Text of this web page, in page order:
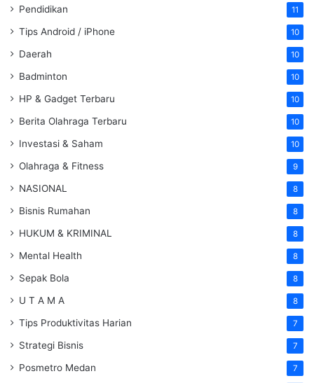
Pendidikan 11
Tips Android / iPhone 10
Daerah 10
Badminton 10
HP & Gadget Terbaru 10
Berita Olahraga Terbaru 10
Investasi & Saham 10
Olahraga & Fitness 9
NASIONAL 8
Bisnis Rumahan 8
HUKUM & KRIMINAL 8
Mental Health 8
Sepak Bola 8
U T A M A 8
Tips Produktivitas Harian 7
Strategi Bisnis 7
Posmetro Medan 7